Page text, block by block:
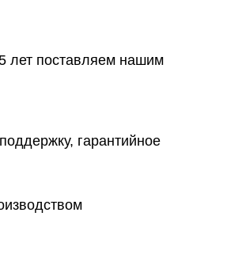
лет поставляем нашим
гарантийное